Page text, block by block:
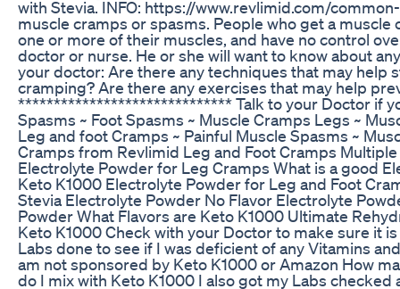
with Stevia. INFO: https://www.revlimid.com/
muscle cramps or spasms. People who get a
one or more of their muscles, and have no control
doctor or nurse. He or she will want to know about
your doctor: Are there any techniques that may help
cramping? Are there any exercises that may help
****************************** Talk to your Doctor if
Spasms ~ Foot Spasms ~ Muscle Cramps Legs ~
Leg and foot Cramps ~ Painful Muscle Spasms ~
Cramps from Revlimid Leg and Foot Cramps
Electrolyte Powder for Leg Cramps What is a good
Keto K1000 Electrolyte Powder for Leg and Foot
Stevia Electrolyte Powder No Flavor Electrolyte
Powder What Flavors are Keto K1000 Ultimate
Keto K1000 Check with your Doctor to make sure it
Labs done to see if I was deficient of any Vitamins
am not sponsored by Keto K1000 or Amazon How
do I mix with Keto K1000 I also got my Labs